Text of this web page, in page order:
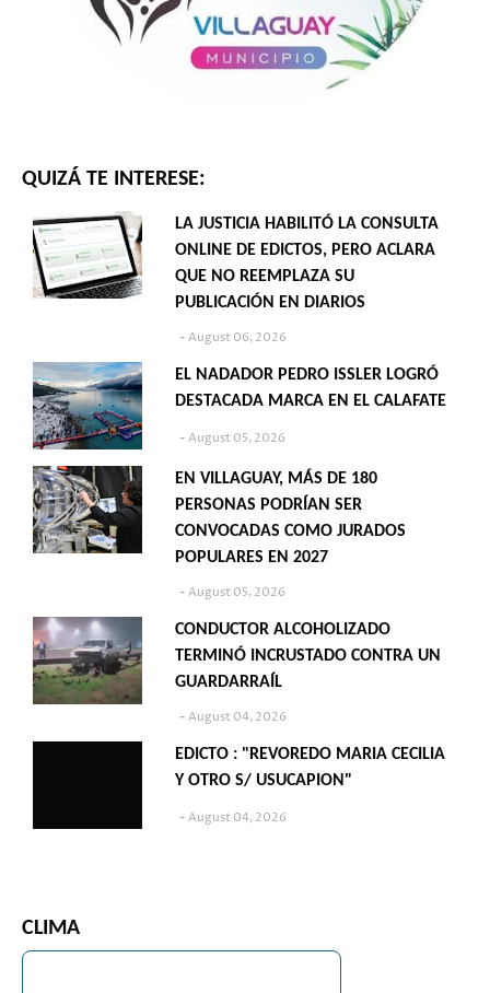
QUIZÁ TE INTERESE:
LA JUSTICIA HABILITÓ LA CONSULTA
ONLINE DE EDICTOS, PERO ACLARA
QUE NO REEMPLAZA SU
PUBLICACIÓN EN DIARIOS
August 06, 2026
EL NADADOR PEDRO ISSLER LOGRÓ
DESTACADA MARCA EN EL CALAFATE
August 05, 2026
EN VILLAGUAY, MÁS DE 180
PERSONAS PODRÍAN SER
CONVOCADAS COMO JURADOS
POPULARES EN 2027
August 05, 2026
CONDUCTOR ALCOHOLIZADO
TERMINÓ INCRUSTADO CONTRA UN
GUARDARRAÍL
August 04, 2026
EDICTO : "REVOREDO MARIA CECILIA
Y OTRO S/ USUCAPION"
August 04, 2026
CLIMA